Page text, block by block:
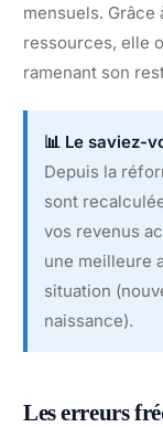
mensuels. Grâce
ressources, elle
ramenant son
📊 Le saviez-
Depuis la
sont
vos revenus
une meilleure
situation
naissance).
Les erreurs